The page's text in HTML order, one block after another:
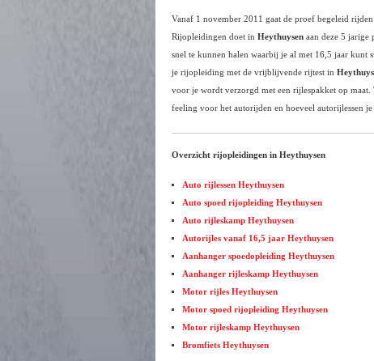
Vanaf 1 november 2011 gaat de proef begeleid
Rijopleidingen doet in Heythuysen aan deze 5 jarige
snel te kunnen halen waarbij je al met 16,5 jaar kunt
je rijopleiding met de vrijblijvende rijtest in
voor je wordt verzorgd met een rijlespakket op maat.
feeling voor het autorijden en hoeveel autorijlessen
Overzicht rijopleidingen in Heythuysen
Auto rijlessen Heythuysen
Auto spoed rijopleiding Heythuysen
Auto rijleskamp Heythuysen
Autorijles vanaf 16,5 jaar Heythuysen
Aanhanger spoedopleiding Heythuysen
Aanhanger rijleskamp Heythuysen
Motor rijles Heythuysen
Motor spoed rijopleiding Heythuysen
Motor rijleskamp Heythuysen
Bromfiets Heythuysen